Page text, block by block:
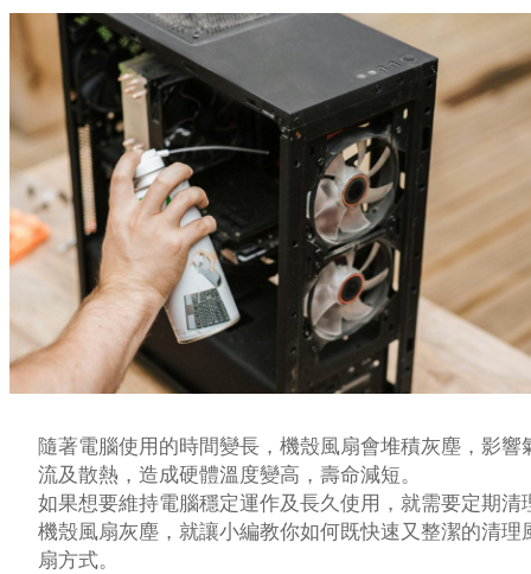
部落格
keyboard_arrow_down
支援服務
快速詢價
成為經銷商
隨著電腦使用的時間變長，機殼風扇會堆積灰塵，影響
流及散熱，造成硬體溫度變高，壽命減短。
如果想要維持電腦穩定運作及長久使用，就需要定期清
機殼風扇灰塵，就讓小編教你如何既快速又整潔的清理
扇方式。